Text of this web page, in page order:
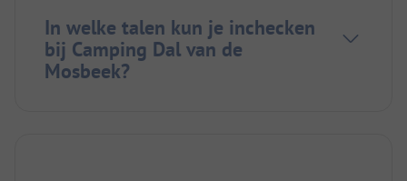
In welke talen kun je inchecken
bij Camping Dal van de
Mosbeek?